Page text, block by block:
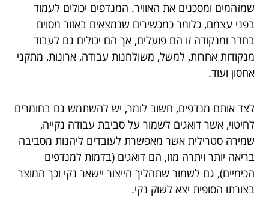
שמזהמים ומסכנים את האוויר. המנדפים יכולים לעמוד
בפני עצמם, כלומר כמכשירים שנמצאים באזור מסוים
בחדר ומנקודה זו הם פועלים, אך הם יכולים גם לעבוד
מנקודות אחרות, למשל, משולחנות עבודה, ארונות, מתקני
אחסון ועוד.
לצד אותם מנדפים, חשוב לומר, יש להשתמש גם בחומרים
לחיטוי, אשר דואגים לשמור על סביבת עבודה נקייה,
שמירה סטרילית אשר מאפשרת לעובדים ליהנות מסביבה
בריאה יותר ויתרה מזו, הם דואגים (בדמות למנדפים
הכימיים), גם לשמור שתהליך הייצור יישאר נקי וכך המוצר
בצורתו הסופית יצא לשוק נקי.